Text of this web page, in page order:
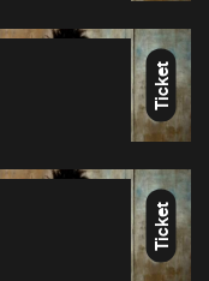
Ticket
Ticket